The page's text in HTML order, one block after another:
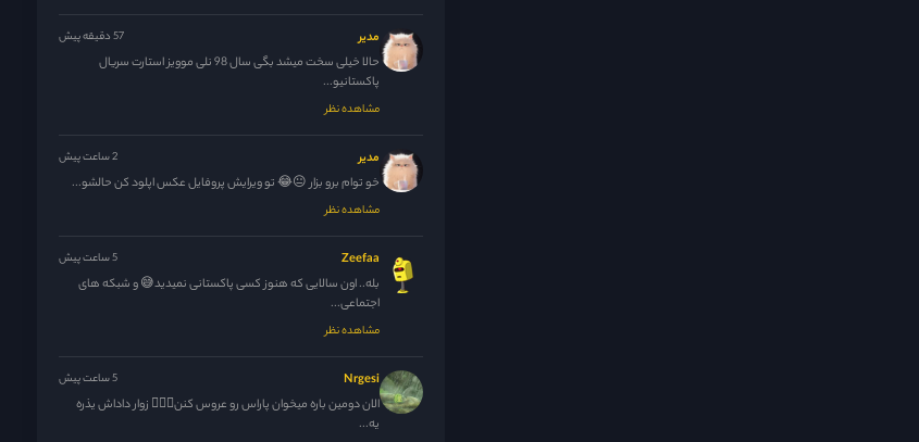
مدیر 57 دقیقه پیش
حالا خیلی سخت میشد بگی سال 98 نلی موویز استارت سریال
پاکستانیو...
مشاهده نظر
مدیر 2 ساعت پیش
خو توام برو بزار 😐😂 تو ویرایش پروفایل عکس اپلود کن حالشو...
مشاهده نظر
Zeefaa 5 ساعت پیش
بله.. اون سالایی که هنوز کسی پاکستانی نمیدید😅 و شبکه های
اجتماعی...
مشاهده نظر
Nrgesi 5 ساعت پیش
الان دومین باره میخوان پاراس رو عروس کنن🚶🏻‍♀️ زوار داداش یذره
یه...